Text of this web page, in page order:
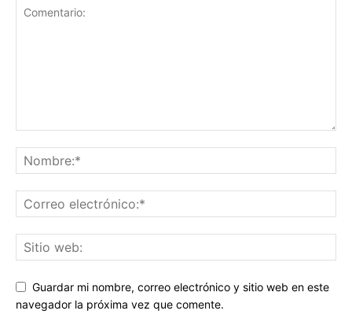
Guardar mi nombre, correo electrónico y sitio web en este
navegador la próxima vez que comente.